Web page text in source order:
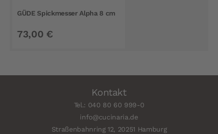
GÜDE Spickmesser Alpha 8 cm
73,00 €
Kontakt
Tel.: 040 80 60 999-0
info@cucinaria.de
Straßenbahnring 12, 20251 Hamburg